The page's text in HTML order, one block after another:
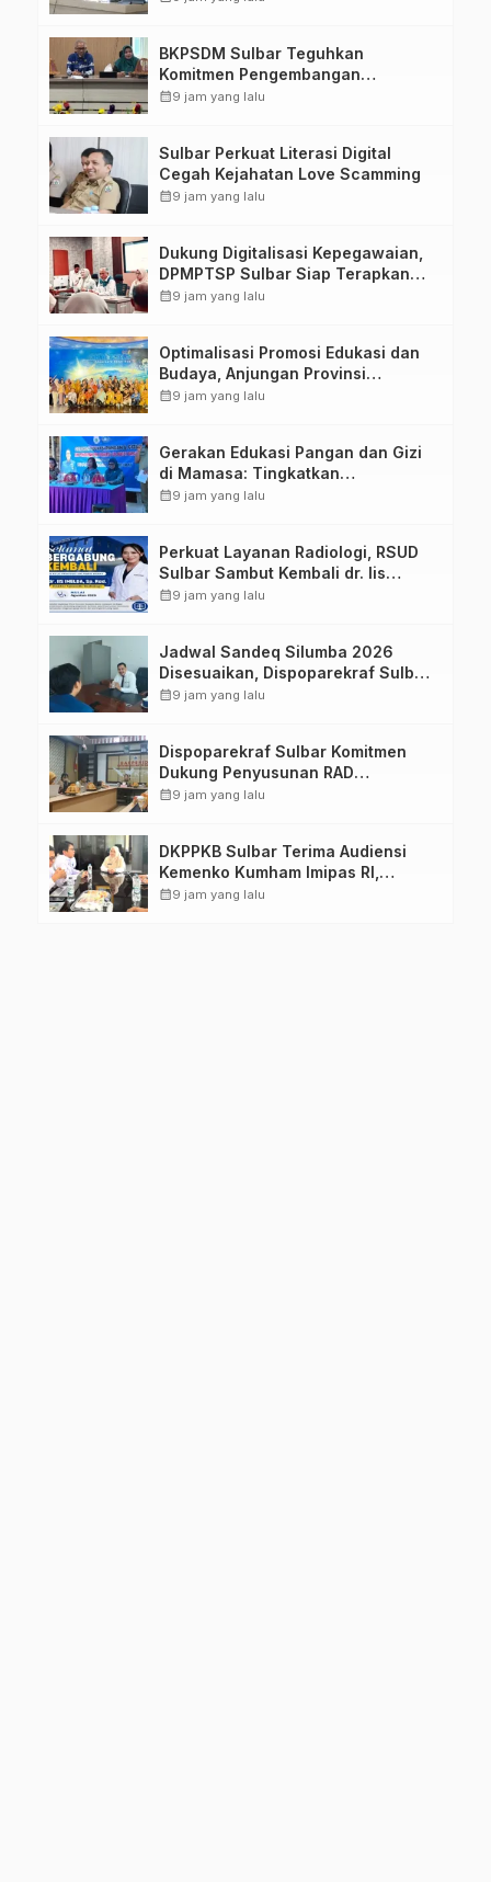
BKPSDM Sulbar Teguhkan
Komitmen Pengembangan
Kompetensi ASN melalui
calendar_month9 jam yang lalu
Sulbar Perkuat Literasi Digital
Cegah Kejahatan Love Scamming
calendar_month9 jam yang lalu
Dukung Digitalisasi Kepegawaian,
DPMPTSP Sulbar Siap Terapkan
Aplikasi FLEKSI ASN
calendar_month9 jam yang lalu
Optimalisasi Promosi Edukasi dan
Budaya, Anjungan Provinsi
Sulawesi Barat Perkuat Kolaborasi
calendar_month9 jam yang lalu
Gerakan Edukasi Pangan dan Gizi
di Mamasa: Tingkatkan
Pengetahuan dan Keterampilan
calendar_month9 jam yang lalu
Perkuat Layanan Radiologi, RSUD
Sulbar Sambut Kembali dr. Iis
Imelda, Sp.Rad
calendar_month9 jam yang lalu
Jadwal Sandeq Silumba 2026
Disesuaikan, Dispoparekraf Sulbar
Pastikan Persiapan Tetap
calendar_month9 jam yang lalu
Dispoparekraf Sulbar Komitmen
Dukung Penyusunan RAD
TPB/SDGs Sulawesi Barat
calendar_month9 jam yang lalu
DKPPKB Sulbar Terima Audiensi
Kemenko Kumham Imipas RI,
Perkuat Pelayanan Kesehatan bagi
calendar_month9 jam yang lalu